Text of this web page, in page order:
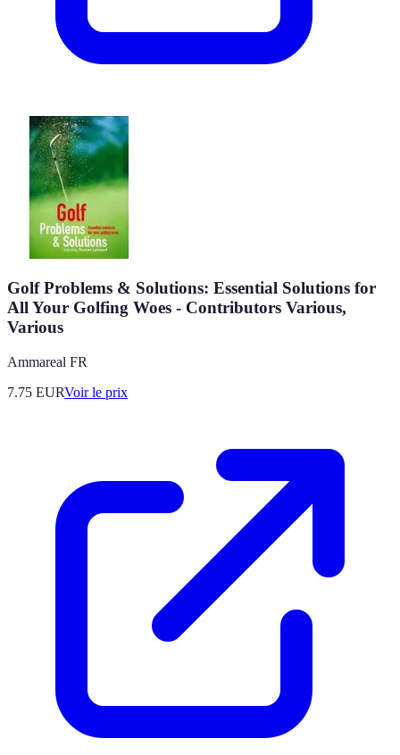
Golf Problems & Solutions: Essential Solutions for
All Your Golfing Woes - Contributors Various,
Various
Ammareal FR
7.75 EURVoir le prix